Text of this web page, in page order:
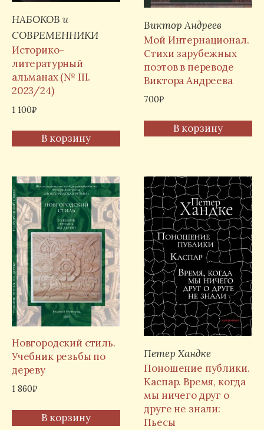
НАБОКОВ и
СОВРЕМЕННИКИ
Историко-
литературный
альманах (№ III.
2023/24)
1 100₽
В корзину
Виктор Андреев
Мой Интернационал.
Стихи зарубежных
поэтов в переводе
Виктора Андреева
700₽
В корзину
Новгородский стиль.
Учебник резьбы по
дереву
1 860₽
В корзину
Петер Хандке
Поношение публики.
Каспар. Время, когда
мы ничего друг о
друге не знали:
Пьесы